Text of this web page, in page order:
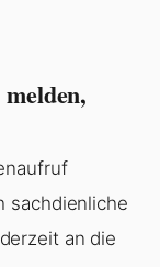
sachdienliche
an die